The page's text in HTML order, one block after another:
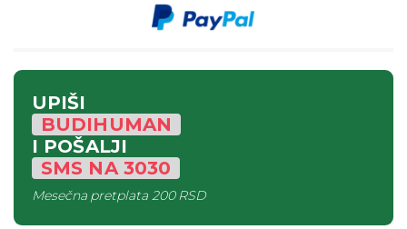
UPIŠI
BUDIHUMAN
I POŠALJI
SMS NA3030
Mesečna pretplata200 RSD